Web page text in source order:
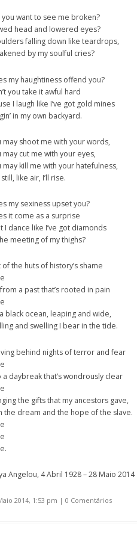
you want to see me broken?
head and lowered eyes?
falling down like teardrops,
by my soulful cries?
my haughtiness offend you?
you take it awful hard
I laugh like I’ve got gold mines
in my own backyard.
may shoot me with your words,
may cut me with your eyes,
may kill me with your hatefulness,
like air, I’ll rise.
my sexiness upset you?
it come as a surprise
I dance like I’ve got diamonds
meeting of my thighs?
of the huts of history’s shame
a past that’s rooted in pain
a black ocean, leaping and wide,
and swelling I bear in the tide.
behind nights of terror and fear
a daybreak that’s wondrously clear
the gifts that my ancestors gave,
the dream and the hope of the slave.
Angelou, 4 Abril 1928 – 28 Maio 2014
2014, 1:53 pm | 0 Comentários